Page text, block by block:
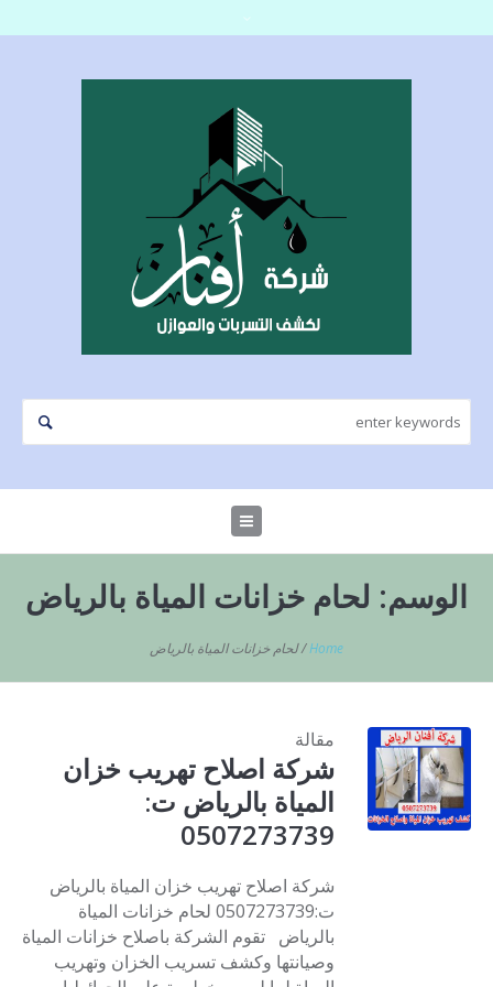
الوسم: لحام خزانات المياة بالرياض
Home
/لحام خزانات المياة بالرياض
مقالة
شركة اصلاح تهريب خزان
المياة بالرياض ت:
0507273739
شركة اصلاح تهريب خزان المياة بالرياض
ت:0507273739 لحام خزانات المياة
بالرياض تقوم الشركة باصلاح خزانات المياة
وصيانتها وكشف تسريب الخزان وتهريب